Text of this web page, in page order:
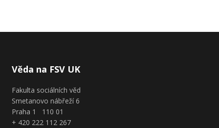
Věda na FSV UK
Fakulta sociálních věd
Smetanovo nábřeží 6
Praha 1 110 01
+ 420 222 112 267